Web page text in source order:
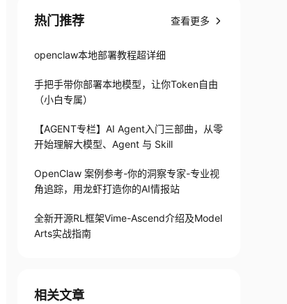
热门推荐 查看更多
openclaw本地部署教程超详细
手把手带你部署本地模型，让你Token自由
（小白专属）
【AGENT专栏】AI Agent入门三部曲，从零
开始理解大模型、Agent 与 Skill
OpenClaw 案例参考-你的洞察专家-专业视
角追踪，用龙虾打造你的AI情报站
全新开源RL框架Vime-Ascend介绍及Model
Arts实战指南
相关文章